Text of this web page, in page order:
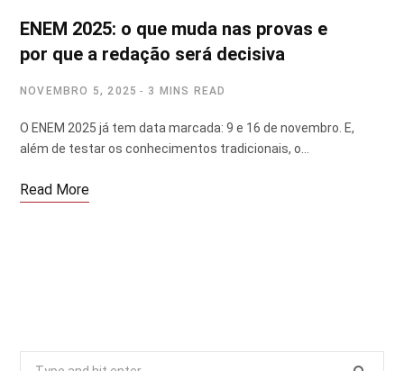
ENEM 2025: o que muda nas provas e
por que a redação será decisiva
NOVEMBRO 5, 2025 3 MINS READ
O ENEM 2025 já tem data marcada: 9 e 16 de novembro. E,
além de testar os conhecimentos tradicionais, o…
Read More
Search